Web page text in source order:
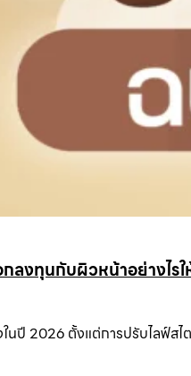
ลงทุนกับผิวหน้าอย่างไร
นปี 2026 ตั้งแต่การปรับไลฟ์ส